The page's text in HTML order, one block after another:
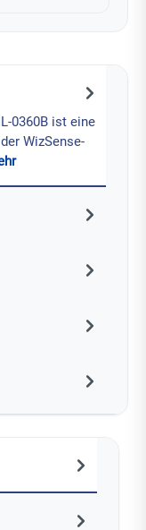
0360B ist eine
WizSense-